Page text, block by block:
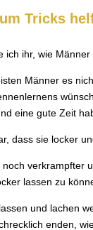
Tricks
ich ihr, wie Männer
Männer es
eine gute Zeit
dass sie locker
verkrampfter
lassen zu
und lachen
enden,